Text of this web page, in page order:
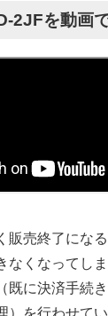
2JFを動画
販売終了にな
なくなってし
既に決済手続
）を行わせて